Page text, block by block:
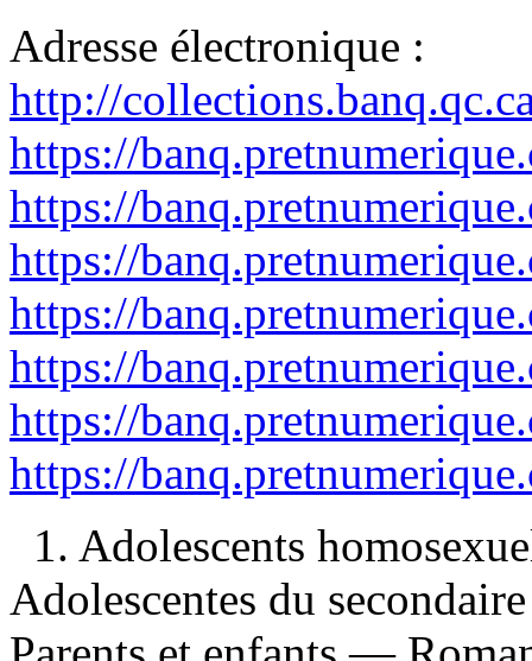
Adresse électronique :
http://
https://
https://
https://
https://
https://
https://
https://
1. Adolescents
Adolescentes du